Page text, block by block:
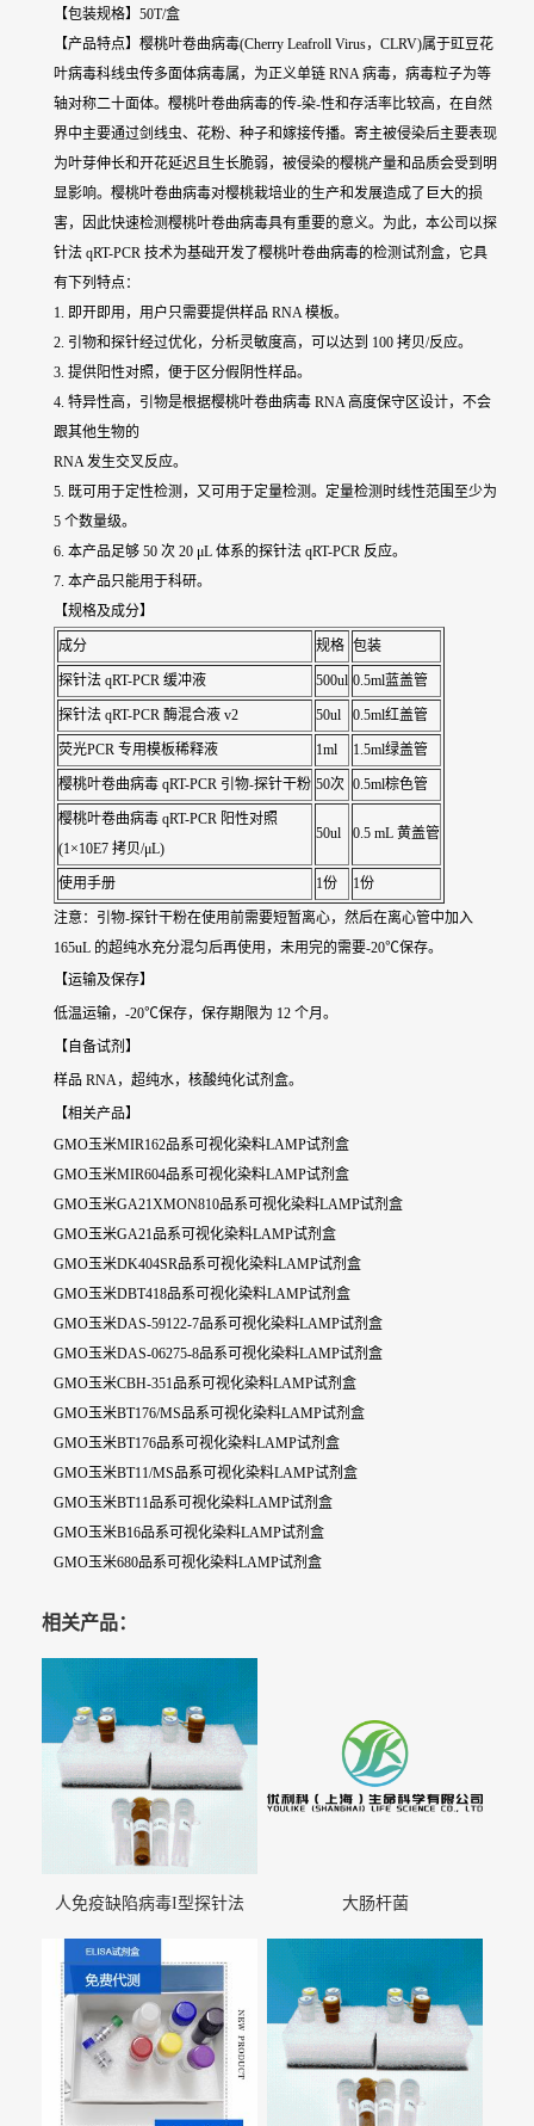
【包装规格】50T/盒
【产品特点】樱桃叶卷曲病毒(Cherry Leafroll Virus，CLRV)属于豇豆花
叶病毒科线虫传多面体病毒属，为正义单链 RNA 病毒，病毒粒子为等
轴对称二十面体。樱桃叶卷曲病毒的传-染-性和存活率比较高，在自然
界中主要通过剑线虫、花粉、种子和嫁接传播。寄主被侵染后主要表现
为叶芽伸长和开花延迟且生长脆弱，被侵染的樱桃产量和品质会受到明
显影响。樱桃叶卷曲病毒对樱桃栽培业的生产和发展造成了巨大的损
害，因此快速检测樱桃叶卷曲病毒具有重要的意义。为此，本公司以探
针法 qRT-PCR 技术为基础开发了樱桃叶卷曲病毒的检测试剂盒，它具
有下列特点：
1. 即开即用，用户只需要提供样品 RNA 模板。
2. 引物和探针经过优化，分析灵敏度高，可以达到 100 拷贝/反应。
3. 提供阳性对照，便于区分假阴性样品。
4. 特异性高，引物是根据樱桃叶卷曲病毒 RNA 高度保守区设计，不会
跟其他生物的
RNA 发生交叉反应。
5. 既可用于定性检测，又可用于定量检测。定量检测时线性范围至少为
5 个数量级。
6. 本产品足够 50 次 20 μL 体系的探针法 qRT-PCR 反应。
7. 本产品只能用于科研。
【规格及成分】
成分 规格 包装
探针法 qRT-PCR 缓冲液 500ul 0.5ml蓝盖管
探针法 qRT-PCR 酶混合液 v2 50ul 0.5ml红盖管
荧光PCR 专用模板稀释液 1ml 1.5ml绿盖管
樱桃叶卷曲病毒 qRT-PCR 引物-探针干粉 50次 0.5ml棕色管
樱桃叶卷曲病毒 qRT-PCR 阳性对照
(1×10E7 拷贝/μL)
50ul 0.5 mL 黄盖管
使用手册 1份 1份
注意：引物-探针干粉在使用前需要短暂离心，然后在离心管中加入
165uL 的超纯水充分混匀后再使用，未用完的需要-20℃保存。
【运输及保存】
低温运输，-20℃保存，保存期限为 12 个月。
【自备试剂】
样品 RNA，超纯水，核酸纯化试剂盒。
【相关产品】
GMO玉米MIR162品系可视化染料LAMP试剂盒
GMO玉米MIR604品系可视化染料LAMP试剂盒
GMO玉米GA21XMON810品系可视化染料LAMP试剂盒
GMO玉米GA21品系可视化染料LAMP试剂盒
GMO玉米DK404SR品系可视化染料LAMP试剂盒
GMO玉米DBT418品系可视化染料LAMP试剂盒
GMO玉米DAS-59122-7品系可视化染料LAMP试剂盒
GMO玉米DAS-06275-8品系可视化染料LAMP试剂盒
GMO玉米CBH-351品系可视化染料LAMP试剂盒
GMO玉米BT176/MS品系可视化染料LAMP试剂盒
GMO玉米BT176品系可视化染料LAMP试剂盒
GMO玉米BT11/MS品系可视化染料LAMP试剂盒
GMO玉米BT11品系可视化染料LAMP试剂盒
GMO玉米B16品系可视化染料LAMP试剂盒
GMO玉米680品系可视化染料LAMP试剂盒
相关产品：
人免疫缺陷病毒I型探针法
大肠杆菌